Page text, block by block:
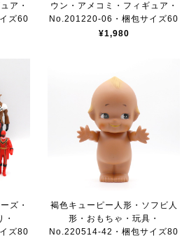
ア・
ズ60
ウン・アメコミ・フィギュア・
No.201220-06・梱包サイズ60
¥1,980
ズ・
ズ80
褐色キューピー人形・ソフビ人
形・おもちゃ・玩具・
No.220514-42・梱包サイズ80